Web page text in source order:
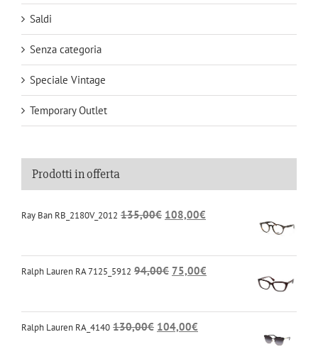
Saldi
Senza categoria
Speciale Vintage
Temporary Outlet
Prodotti in offerta
Ray Ban RB_2180V_2012 135,00€ 108,00€
Ralph Lauren RA 7125_5912 94,00€ 75,00€
Ralph Lauren RA_4140 130,00€ 104,00€